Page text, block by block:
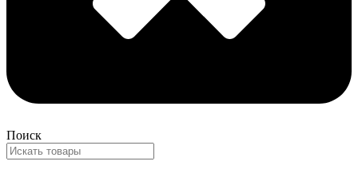
Поиск